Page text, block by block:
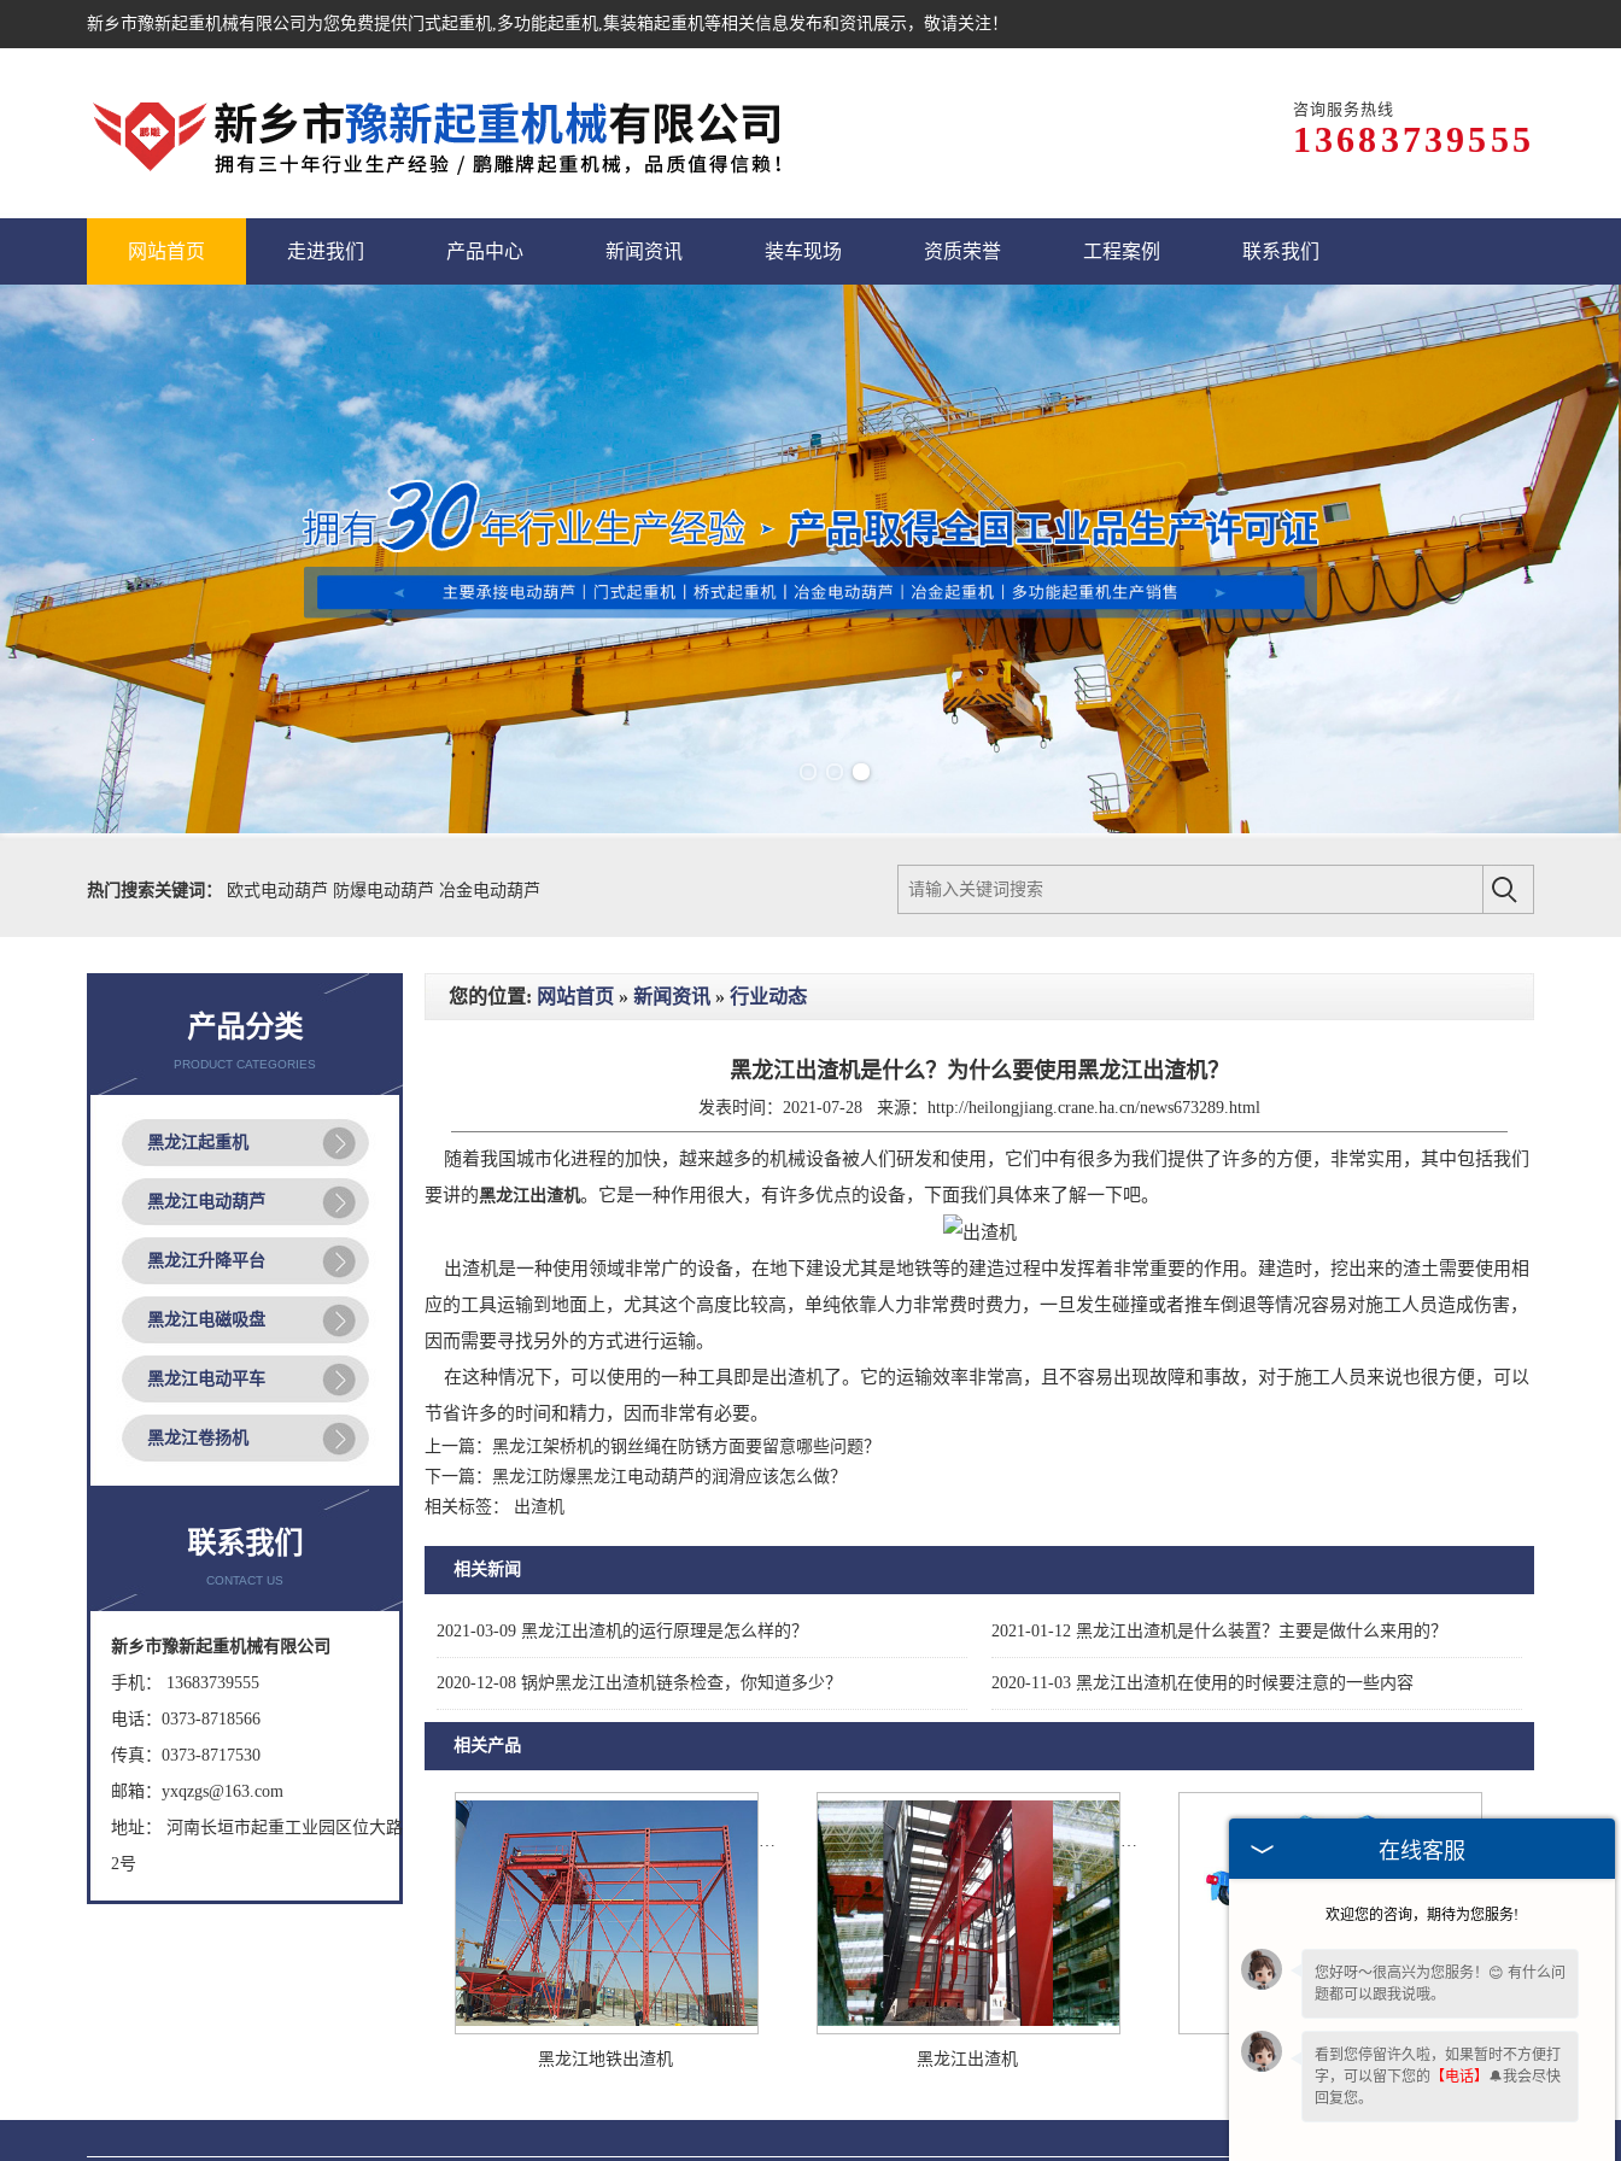
新乡市豫新起重机械有限公司为您免费提供门式起重机,多功能起重机,集装箱起重机等相关信息发布和资讯展示，敬请关注！
咨询服务热线
13683739555
网站首页 走进我们 产品中心 新闻资讯 装车现场 资质荣誉 工程案例 联系我们
热门搜索关键词：
欧式电动葫芦 防爆电动葫芦 冶金电动葫芦
产品分类
PRODUCT CATEGORIES
黑龙江起重机
黑龙江电动葫芦
黑龙江升降平台
黑龙江电磁吸盘
黑龙江电动平车
黑龙江卷扬机
联系我们
CONTACT US
新乡市豫新起重机械有限公司
手机： 13683739555
电话：0373-8718566
传真：0373-8717530
邮箱：yxqzgs@163.com
地址： 河南长垣市起重工业园区位大路
2号
您的位置: 网站首页 » 新闻资讯 » 行业动态
黑龙江出渣机是什么？为什么要使用黑龙江出渣机？
发表时间：2021-07-28 来源： http://heilongjiang.crane.ha.cn/news673289.html
随着我国城市化进程的加快，越来越多的机械设备被人们研发和使用，它们中有很多为我们提供了许多的方便，非常实用，其中包括我们
要讲的黑龙江出渣机。它是一种作用很大，有许多优点的设备，下面我们具体来了解一下吧。
出渣机是一种使用领域非常广的设备，在地下建设尤其是地铁等的建造过程中发挥着非常重要的作用。建造时，挖出来的渣土需要使用相
应的工具运输到地面上，尤其这个高度比较高，单纯依靠人力非常费时费力，一旦发生碰撞或者推车倒退等情况容易对施工人员造成伤害，
因而需要寻找另外的方式进行运输。
在这种情况下，可以使用的一种工具即是出渣机了。它的运输效率非常高，且不容易出现故障和事故，对于施工人员来说也很方便，可以
节省许多的时间和精力，因而非常有必要。
上一篇： 黑龙江架桥机的钢丝绳在防锈方面要留意哪些问题？
下一篇： 黑龙江防爆黑龙江电动葫芦的润滑应该怎么做？
相关标签： 出渣机
相关新闻
2021-03-09 黑龙江出渣机的运行原理是怎么样的？ 2021-01-12 黑龙江出渣机是什么装置？主要是做什么来用的？
2020-12-08 锅炉黑龙江出渣机链条检查，你知道多少？ 2020-11-03 黑龙江出渣机在使用的时候要注意的一些内容
相关产品
黑龙江地铁出渣机 黑龙江出渣机 黑龙江欧式电动葫芦
在线客服
欢迎您的咨询，期待为您服务!
您好呀～很高兴为您服务！😊 有什么问
题都可以跟我说哦。
看到您停留许久啦，如果暂时不方便打
字，可以留下您的 【电话】 🔔我会尽快
回复您。